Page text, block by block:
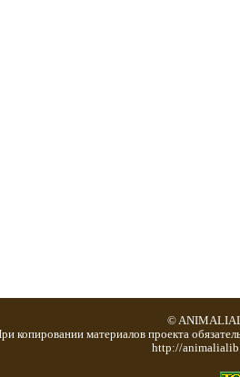
©
копировании материалов проекта
http://